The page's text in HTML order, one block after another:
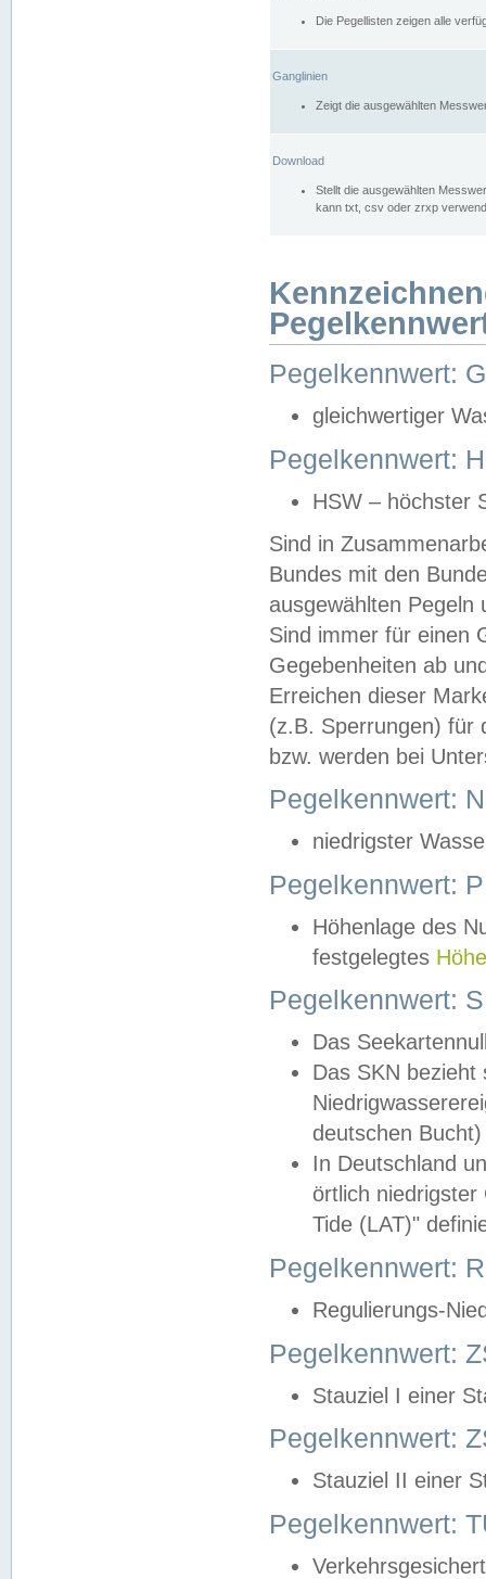
Die Pegellisten zeigen alle
Ganglinien
Zeigt die ausgewählten
Download
Stellt die ausgewählten
kann txt, csv oder zrxp
Pegelkennwert:
gleichwertiger
Pegelkennwert:
HSW – höchster
Sind in
Bundes mit den
ausgewählten
Sind immer für einen
Gegebenheiten ab
Erreichen dieser
(z.B. Sperrungen) für
bzw. werden bei
Pegelkennwert:
niedrigster
Pegelkennwert:
Höhenlage des
festgelegtes
Pegelkennwert:
Das
Das SKN
deutschen
In Deutschland
örtlich
Tide (LAT)"
Pegelkennwert:
Regulierungs-
Pegelkennwert:
Stauziel I einer
Pegelkennwert:
Stauziel II einer
Pegelkennwert: